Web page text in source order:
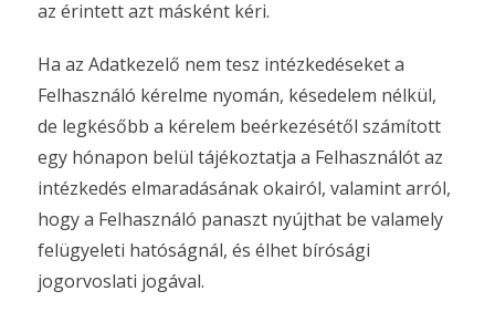
az érintett azt másként kéri.
Ha az Adatkezelő nem tesz intézkedéseket a
Felhasználó kérelme nyomán, késedelem nélkül,
de legkésőbb a kérelem beérkezésétől számított
egy hónapon belül tájékoztatja a Felhasználót az
intézkedés elmaradásának okairól, valamint arról,
hogy a Felhasználó panaszt nyújthat be valamely
felügyeleti hatóságnál, és élhet bírósági
jogorvoslati jogával.